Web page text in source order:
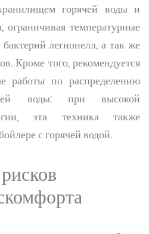
горячей воды и
ограничивая температурные
легионелл, а так же
Кроме того, рекомендуется
работы по распределению
воды: при высокой
эта техника также
с горячей водой.